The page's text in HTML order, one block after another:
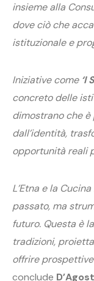
insieme alla
dove ciò che
istituzionale e
Iniziative come ‘I
concreto delle
dimostrano che
dall’identità,
opportunità reali
L’Etna e la
passato, ma
futuro. Questa è
tradizioni,
offrire
conclude